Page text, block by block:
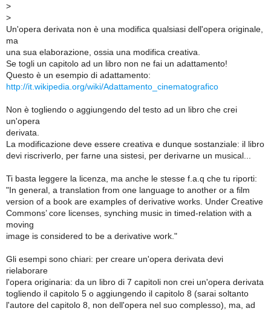
>
>
Un'opera derivata non è una modifica qualsiasi dell'opera originale,
ma
una sua elaborazione, ossia una modifica creativa.
Se togli un capitolo ad un libro non ne fai un adattamento!
Questo è un esempio di adattamento:
http://it.wikipedia.org/wiki/Adattamento_cinematografico
Non è togliendo o aggiungendo del testo ad un libro che crei
un'opera
derivata.
La modificazione deve essere creativa e dunque sostanziale: il libro
devi riscriverlo, per farne una sistesi, per derivarne un musical...
Ti basta leggere la licenza, ma anche le stesse f.a.q che tu riporti:
"In general, a translation from one language to another or a film
version of a book are examples of derivative works. Under Creative
Commons’ core licenses, synching music in timed-relation with a
moving
image is considered to be a derivative work."
Gli esempi sono chiari: per creare un'opera derivata devi
rielaborare
l'opera originaria: da un libro di 7 capitoli non crei un'opera derivata
togliendo il capitolo 5 o aggiungendo il capitolo 8 (sarai soltanto
l'autore del capitolo 8, non dell'opera nel suo complesso), ma, ad